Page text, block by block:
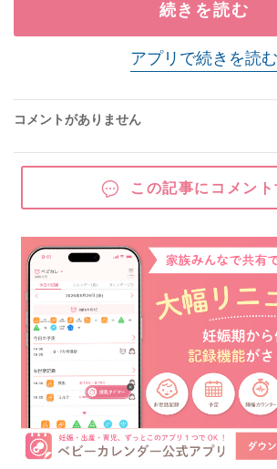
続きを読む
アプリで続きを読む
コメントがありません
この記事にコメント